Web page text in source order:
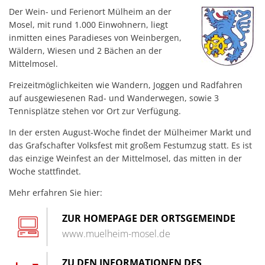
Lebenslagen
Mitfahrerbank
Mosel-Kino
Mosel-Musikfestival
Räume und
Redaktion Mitteilungblatt
Karten und Pläne
KipKi-Förderungen
Planen, Bauen, Wohnen
Satzungen
Standesamt
Verbandsgemeindewerke
Vermietung Güterhalle
Wahlen
DER
MOSEL
Der Wein- und Ferienort Mülheim an der
Mosel, mit rund 1.000 Einwohnern, liegt
inmitten eines Paradieses von Weinbergen,
Wäldern, Wiesen und 2 Bächen an der
Mittelmosel.
Freizeitmöglichkeiten wie Wandern, Joggen und Radfahren
auf ausgewiesenen Rad- und Wanderwegen, sowie 3
Tennisplätze stehen vor Ort zur Verfügung.
In der ersten August-Woche findet der Mülheimer Markt und
das Grafschafter Volksfest mit großem Festumzug statt. Es ist
das einzige Weinfest an der Mittelmosel, das mitten in der
Woche stattfindet.
Mehr erfahren Sie hier:
ZUR HOMEPAGE DER ORTSGEMEINDE
www.muelheim-mosel.de
ZU DEN INFORMATIONEN DES